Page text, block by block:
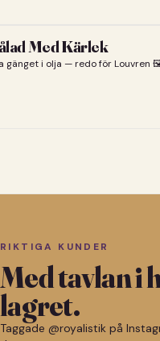
Med Kärlek
gänget i olja — redo för Louvren
RIKTIGA KUNDER
Med tavlan i
lagret.
Taggade @royalistik på